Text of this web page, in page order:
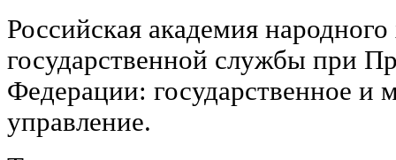
Российская академия народного
государственной службы при
Федерации: государственное и
управление.